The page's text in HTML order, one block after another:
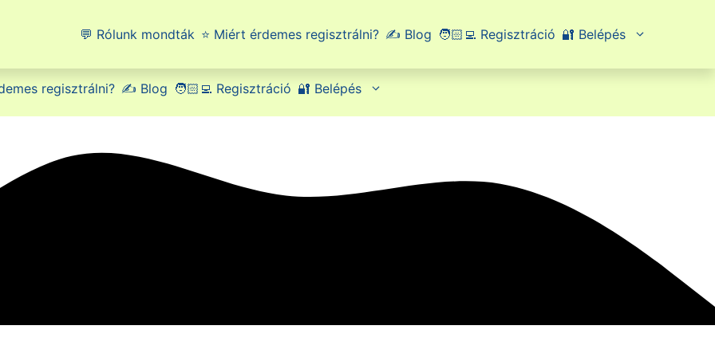
💬 Rólunk mondták ⭐ Miért érdemes regisztrálni? ✍️ Blog 🧑🏻‍💻 Regisztráció 🔐 Belépés
regisztrálni? ✍️ Blog 🧑🏻‍💻 Regisztráció 🔐 Belépés